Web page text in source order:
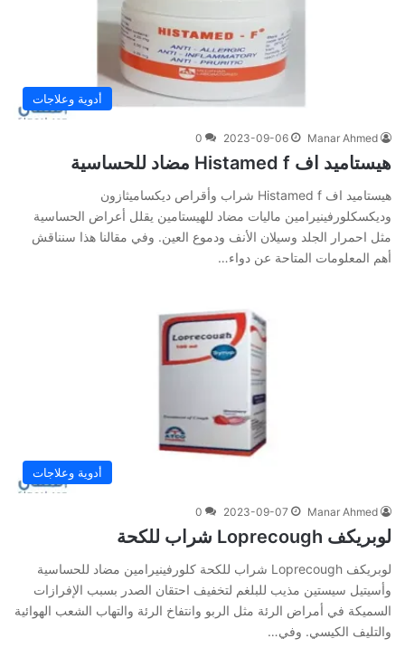
أدوية وعلاجات
Manar Ahmed
2023-09-06
0
هيستاميد اف Histamed f مضاد للحساسية
هيستاميد اف Histamed f شراب وأقراص ديكساميثازون
وديكسكلورفينيرامين ماليات مضاد للهيستامين يقلل أعراض الحساسية
مثل احمرار الجلد وسيلان الأنف ودموع العين. وفي‌ ‌مقالنا‌ ‌هذا‌ ‌سنناقش‌
‌أهم‌ ‌المعلومات‌ ‌المتاحة‌ ‌عن‌ دواء…
أدوية وعلاجات
Manar Ahmed
2023-09-07
0
لوبريكف Loprecough شراب للكحة
لوبريكف Loprecough شراب للكحة كلورفينيرامين مضاد للحساسية
وأسيتيل سيستين مذيب للبلغم لتخفيف احتقان الصدر بسبب الإفرازات
السميكة في أمراض الرئة مثل الربو وانتفاخ الرئة والتهاب الشعب الهوائية
والتليف الكيسي. وفي‌…